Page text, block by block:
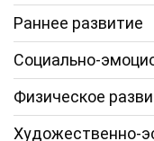
Раннее развитие
Социально-
Физическое
Художественно-